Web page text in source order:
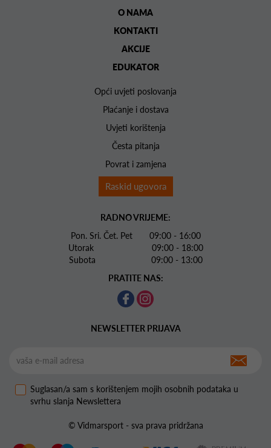
O NAMA
KONTAKTI
AKCIJE
EDUKATOR
Opći uvjeti poslovanja
Plaćanje i dostava
Uvjeti korištenja
Česta pitanja
Povrat i zamjena
Raskid ugovora
RADNO VRIJEME:
Pon. Sri. Čet. Pet 09:00 - 16:00
Utorak 09:00 - 18:00
Subota 09:00 - 13:00
PRATITE NAS:
NEWSLETTER PRIJAVA
Suglasan/a sam s korištenjem mojih osobnih podataka u
svrhu slanja Newslettera
© Vidmarsport - sva prava pridržana